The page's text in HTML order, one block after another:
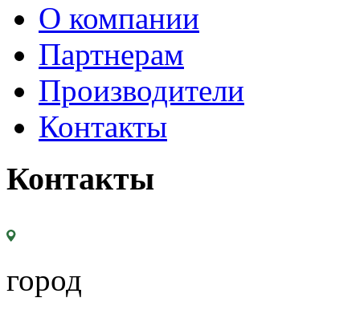
О компании
Партнерам
Производители
Контакты
Контакты
город